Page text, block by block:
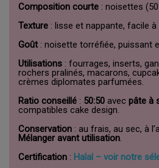
Composition courte : noisettes
Texture : lisse et nappante, facile à
Goût: noisette torréfiée, puissant
Utilisations : fourrages, inserts,
rochers pralinés, macarons,
crèmes diplomates parfumées.
Ratio conseillé : 50:50 avec pâte à
compatibles cake design.
Conservation : au frais, au sec, à
Mélanger avant utilisation
Certification : Halal – voir notre